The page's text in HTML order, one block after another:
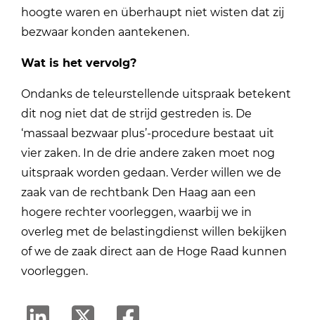
hoogte waren en überhaupt niet wisten dat zij
bezwaar konden aantekenen.
Wat is het vervolg?
Ondanks de teleurstellende uitspraak betekent
dit nog niet dat de strijd gestreden is. De
‘massaal bezwaar plus’-procedure bestaat uit
vier zaken. In de drie andere zaken moet nog
uitspraak worden gedaan. Verder willen we de
zaak van de rechtbank Den Haag aan een
hogere rechter voorleggen, waarbij we in
overleg met de belastingdienst willen bekijken
of we de zaak direct aan de Hoge Raad kunnen
voorleggen.